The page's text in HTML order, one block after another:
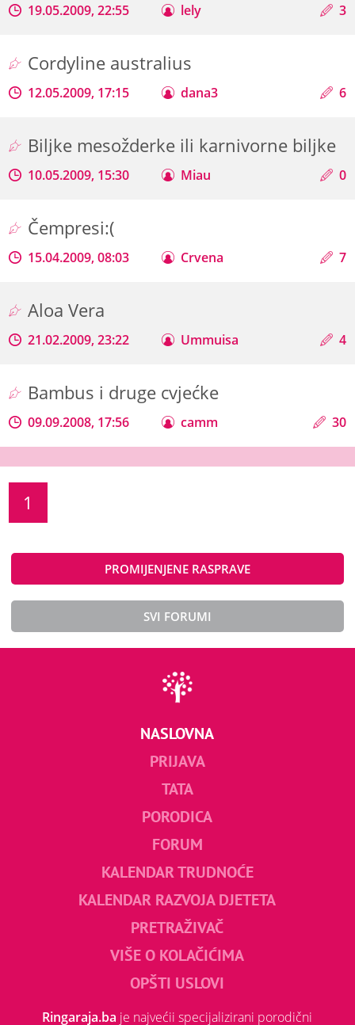
19.05.2009, 22:55 lely 3
Cordyline australius
12.05.2009, 17:15 dana3 6
Biljke mesožderke ili karnivorne biljke
10.05.2009, 15:30 Miau 0
Čempresi:(
15.04.2009, 08:03 Crvena 7
Aloa Vera
21.02.2009, 23:22 Ummuisa 4
Bambus i druge cvjećke
09.09.2008, 17:56 camm 30
1
PROMIJENJENE RASPRAVE
SVI FORUMI
NASLOVNA
PRIJAVA
TATA
PORODICA
FORUM
KALENDAR TRUDNOĆE
KALENDAR RAZVOJA DJETETA
PRETRAŽIVAČ
VIŠE O KOLAČIĆIMA
OPŠTI USLOVI
Ringaraja.ba je najvećii specijalizirani porodični